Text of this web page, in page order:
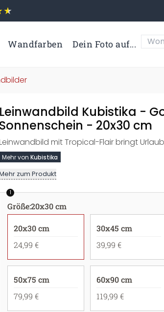
Wandfarben Dein Foto auf...
Leinwandbild Kubistika -
Sonnenschein - 20x30 cm
mit Tropical-Flair bringt
Mehr von Kubistika
zum Produkt
1
Größe:20x30 cm
20x30 cm
24,99 €
30x45 cm
39,99 €
50x75 cm
79,99 €
60x90 cm
119,99 €